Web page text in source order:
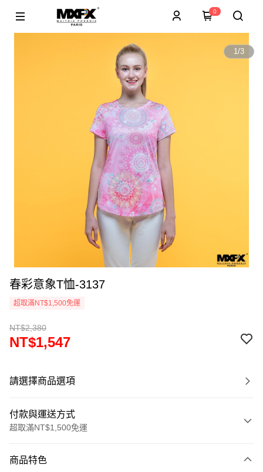
0
1/3
春彩意象T恤-3137
超取滿NT$1,500免運
NT$2,380
NT$1,547
請選擇商品選項
付款與運送方式
超取滿NT$1,500免運
信用卡一次付款
商品特色